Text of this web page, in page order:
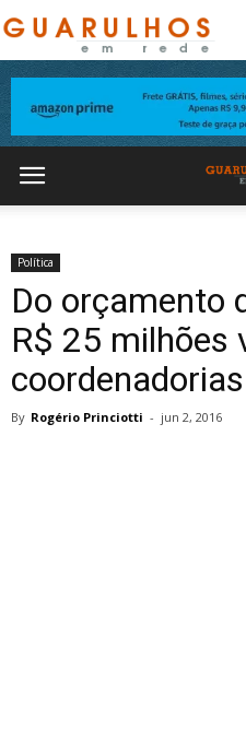
Política
Do orçamento
R$ 25 milhões
coordenadorias
By Rogério Princiotti - jun 2, 2016